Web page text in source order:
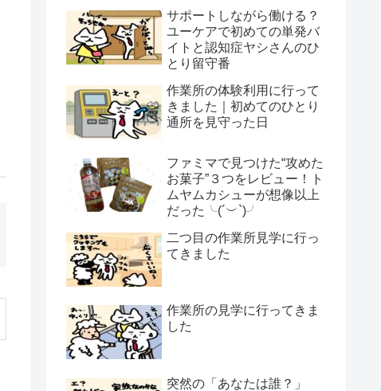
サポートしながら働ける？
ユーケアで初めての単発バ
イトと認知症ヤシさんのひ
とり留守番
作業所の体験利用に行って
きました｜初めてのひとり
通所を見守った日
ファミマで見つけた“攻めた
お菓子”３つをレビュー！ト
ムヤムカシューが想像以上
だった╰(´︶`)╯
二つ目の作業所見学に行っ
てきました
作業所の見学に行ってきま
した
突然の「あなたは誰？」